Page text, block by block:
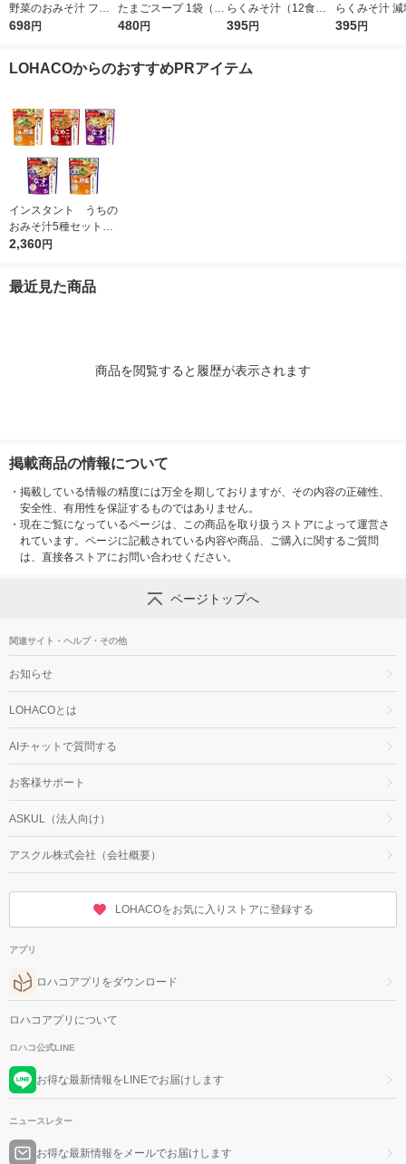
野菜のおみそ汁 フリ
ーズドライ 1袋（10食
698円
たまごスープ 1袋（10
食入） フリーズドラ
480円
らくみそ汁（12食）1
箱 永谷園
395円
らくみそ汁
食）1箱 永谷
395円
LOHACOからのおすすめPRアイテム
インスタント うちの
おみそ汁5種セット
1箱(25食入) アマノ
2,360円
最近見た商品
商品を閲覧すると履歴が表示されます
掲載商品の情報について
・ 掲載している情報の精度には万全を期しておりますが、その内容の正確性、
安全性、有用性を保証するものではありません。
・ 現在ご覧になっているページは、この商品を取り扱うストアによって運営さ
れています。ページに記載されている内容や商品、ご購入に関するご質問
は、直接各ストアにお問い合わせください。
ページトップへ
関連サイト・ヘルプ・その他
お知らせ
LOHACOとは
AIチャットで質問する
お客様サポート
ASKUL（法人向け）
アスクル株式会社（会社概要）
LOHACOをお気に入りストアに登録する
アプリ
ロハコアプリをダウンロード
ロハコアプリについて
ロハコ公式LINE
お得な最新情報をLINEでお届けします
ニュースレター
お得な最新情報をメールでお届けします